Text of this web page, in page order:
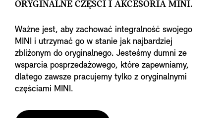
ORYGINALNE CZĘŚCI I AKCESORIA MINI.
Ważne jest, aby zachować integralność swojego
MINI i utrzymać go w stanie jak najbardziej
zbliżonym do oryginalnego. Jesteśmy dumni ze
wsparcia posprzedażowego, które zapewniamy,
dlatego zawsze pracujemy tylko z oryginalnymi
częściami MINI.